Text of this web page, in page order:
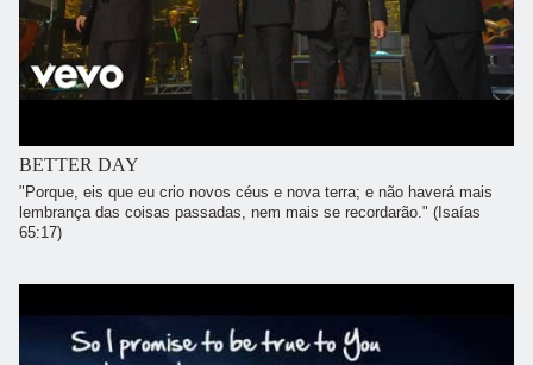
BETTER DAY
"Porque, eis que eu crio novos céus e nova terra; e não haverá mais
lembrança das coisas passadas, nem mais se recordarão." (Isaías
65:17)